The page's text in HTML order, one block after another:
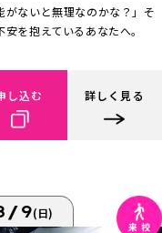
がないと無理なのかな？」そ
安を抱えているあなたへ。
し込む 詳しく見る
9(日)